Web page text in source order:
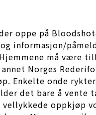
oppe på
må være
Norges
Enkelte onde
det bare å vente